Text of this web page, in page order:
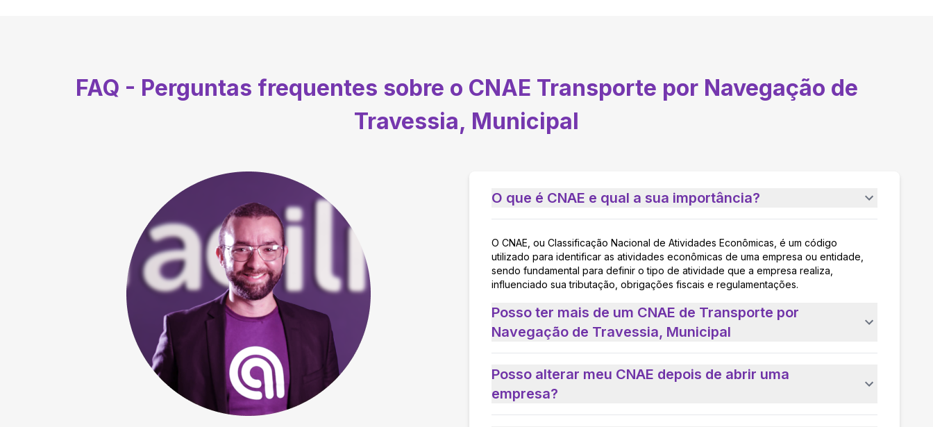
FAQ - Perguntas frequentes sobre o CNAE Transporte por Navegação de
Travessia, Municipal
O que é CNAE e qual a sua importância?
O CNAE, ou Classificação Nacional de Atividades Econômicas, é um código
utilizado para identificar as atividades econômicas de uma empresa ou entidade,
sendo fundamental para definir o tipo de atividade que a empresa realiza,
influenciado sua tributação, obrigações fiscais e regulamentações.
Posso ter mais de um CNAE de Transporte por
Navegação de Travessia, Municipal
Posso alterar meu CNAE depois de abrir uma
empresa?